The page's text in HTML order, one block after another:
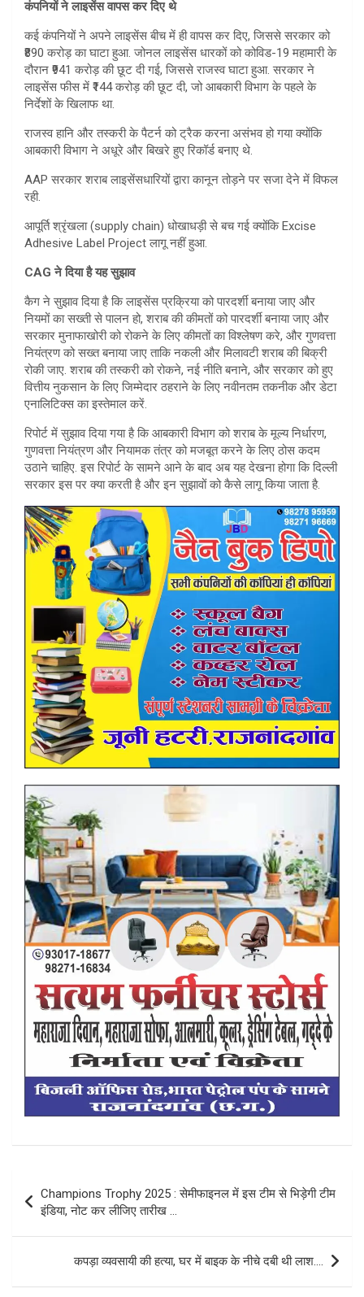
कंपनियों ने लाइसेंस वापस कर दिए थे
कई कंपनियों ने अपने लाइसेंस बीच में ही वापस कर दिए, जिससे सरकार को
₹890 करोड़ का घाटा हुआ. जोनल लाइसेंस धारकों को कोविड-19 महामारी के
दौरान ₹941 करोड़ की छूट दी गई, जिससे राजस्व घाटा हुआ. सरकार ने
लाइसेंस फीस में ₹144 करोड़ की छूट दी, जो आबकारी विभाग के पहले के
निर्देशों के खिलाफ था.
राजस्व हानि और तस्करी के पैटर्न को ट्रैक करना असंभव हो गया क्योंकि
आबकारी विभाग ने अधूरे और बिखरे हुए रिकॉर्ड बनाए थे.
AAP सरकार शराब लाइसेंसधारियों द्वारा कानून तोड़ने पर सजा देने में विफल
रही.
आपूर्ति श्रृंखला (supply chain) धोखाधड़ी से बच गई क्योंकि Excise
Adhesive Label Project लागू नहीं हुआ.
CAG ने दिया है यह सुझाव
कैग ने सुझाव दिया है कि लाइसेंस प्रक्रिया को पारदर्शी बनाया जाए और
नियमों का सख्ती से पालन हो, शराब की कीमतों को पारदर्शी बनाया जाए और
सरकार मुनाफाखोरी को रोकने के लिए कीमतों का विश्लेषण करे, और गुणवत्ता
नियंत्रण को सख्त बनाया जाए ताकि नकली और मिलावटी शराब की बिक्री
रोकी जाए. शराब की तस्करी को रोकने, नई नीति बनाने, और सरकार को हुए
वित्तीय नुकसान के लिए जिम्मेदार ठहराने के लिए नवीनतम तकनीक और डेटा
एनालिटिक्स का इस्तेमाल करें.
रिपोर्ट में सुझाव दिया गया है कि आबकारी विभाग को शराब के मूल्य निर्धारण,
गुणवत्ता नियंत्रण और नियामक तंत्र को मजबूत करने के लिए ठोस कदम
उठाने चाहिए. इस रिपोर्ट के सामने आने के बाद अब यह देखना होगा कि दिल्ली
सरकार इस पर क्या करती है और इन सुझावों को कैसे लागू किया जाता है.
navigation
Champions Trophy 2025 : सेमीफाइनल में इस टीम से भिड़ेगी टीम
इंडिया, नोट कर लीजिए तारीख …
कपड़ा व्यवसायी की हत्या, घर में बाइक के नीचे दबी थी लाश….